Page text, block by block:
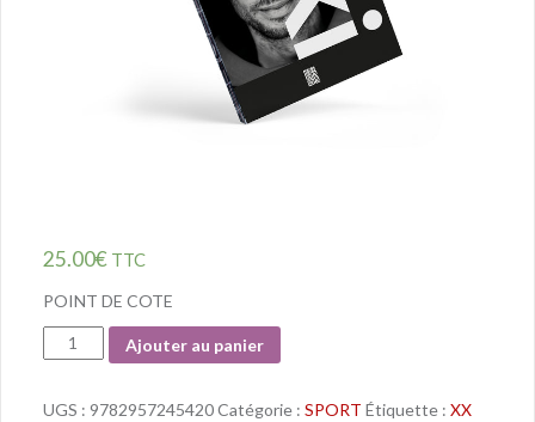
25.00€ TTC
POINT DE COTE
Quantité
Ajouter au panier
UGS : 9782957245420Catégorie : SPORT Étiquette : XX